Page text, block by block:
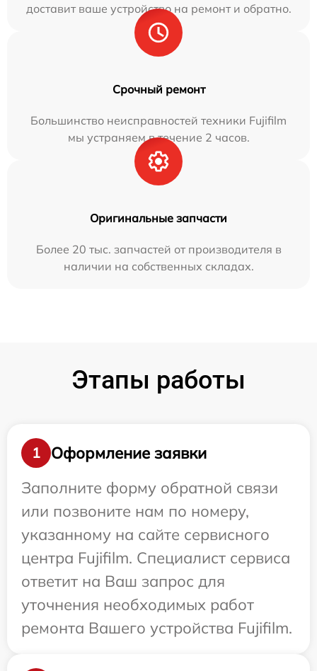
доставит ваше устройство на ремонт и обратно.
Срочный ремонт
Большинство неисправностей техники Fujifilm
мы устраняем в течение 2 часов.
Оригинальные запчасти
Более 20 тыс. запчастей от производителя в
наличии на собственных складах.
Этапы работы
1
Оформление заявки
Заполните форму обратной связи
или позвоните нам по номеру,
указанному на сайте сервисного
центра Fujifilm. Специалист сервиса
ответит на Ваш запрос для
уточнения необходимых работ
ремонта Вашего устройства Fujifilm.